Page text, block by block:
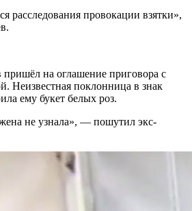
расследования провокации взятки»,
на оглашение приговора с
Неизвестная поклонница в знак
ему букет белых роз.
не узнала», — пошутил экс-